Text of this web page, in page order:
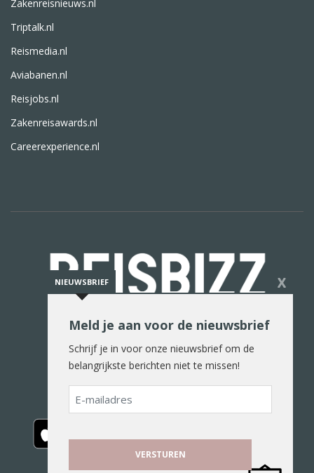
Zakenreisnieuws.nl
Triptalk.nl
Reismedia.nl
Aviabanen.nl
Reisjobs.nl
Zakenreisawards.nl
Careerexperience.nl
De reiswereld in woord en beeld
NIEUWSBRIEF X
Meld je aan voor de nieuwsbrief
Schrijf je in voor onze nieuwsbrief om de
belangrijkste berichten niet te missen!
E-
mailadres